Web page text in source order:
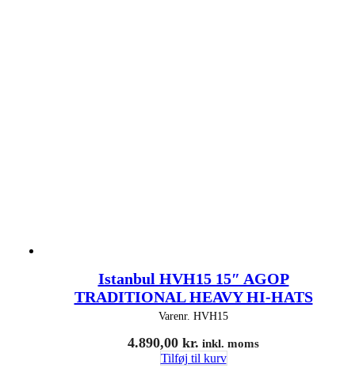
Istanbul HVH15 15″ AGOP
TRADITIONAL HEAVY HI-HATS
Varenr. HVH15
4.890,00 kr. inkl. moms
Tilføj til kurv